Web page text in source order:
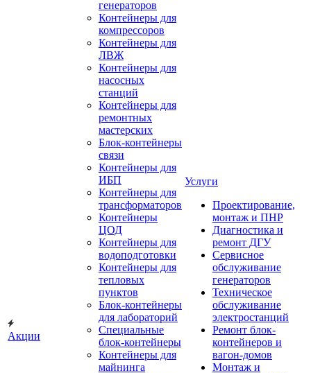
Акции
генераторов
Контейнеры для
компрессоров
Контейнеры для
ЛВЖ
Контейнеры для
насосных
станций
Контейнеры для
ремонтных
мастерских
Блок-контейнеры
связи
Контейнеры для
ИБП
Контейнеры для
трансформаторов
Контейнеры
ЦОД
Контейнеры для
водоподготовки
Контейнеры для
тепловых
пунктов
Блок-контейнеры
для лабораторий
Специальные
блок-контейнеры
Контейнеры для
майнинга
Услуги
Проектирование,
монтаж и ПНР
Диагностика и
ремонт ДГУ
Сервисное
обслуживание
генераторов
Техническое
обслуживание
электростанций
Ремонт блок-
контейнеров и
вагон-домов
Монтаж и